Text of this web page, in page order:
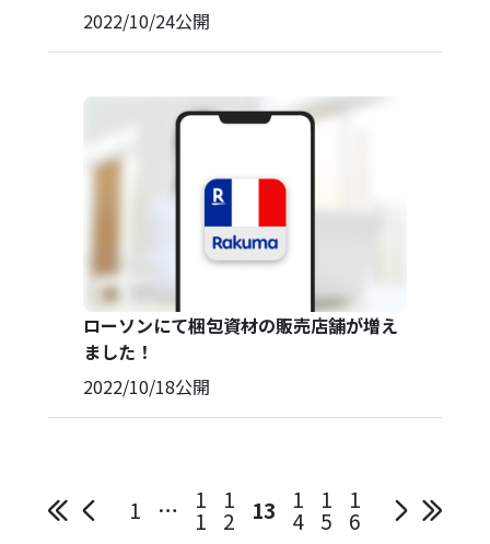
2022/10/24公開
ローソンにて梱包資材の販売店舗が増え
ました！
2022/10/18公開
1 … 1
1
1
2 13 1
4
1
5
1
6